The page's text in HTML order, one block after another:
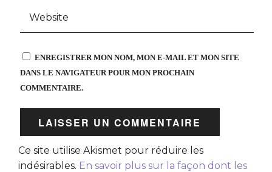
ENREGISTRER MON NOM, MON E-MAIL ET MON SITE
DANS LE NAVIGATEUR POUR MON PROCHAIN
COMMENTAIRE.
Ce site utilise Akismet pour réduire les
indésirables. En savoir plus sur la façon dont les